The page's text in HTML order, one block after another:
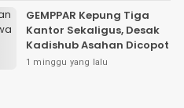
GEMPPAR Kepung Tiga
Kantor Sekaligus, Desak
Kadishub Asahan Dicopot
1 minggu yang lalu